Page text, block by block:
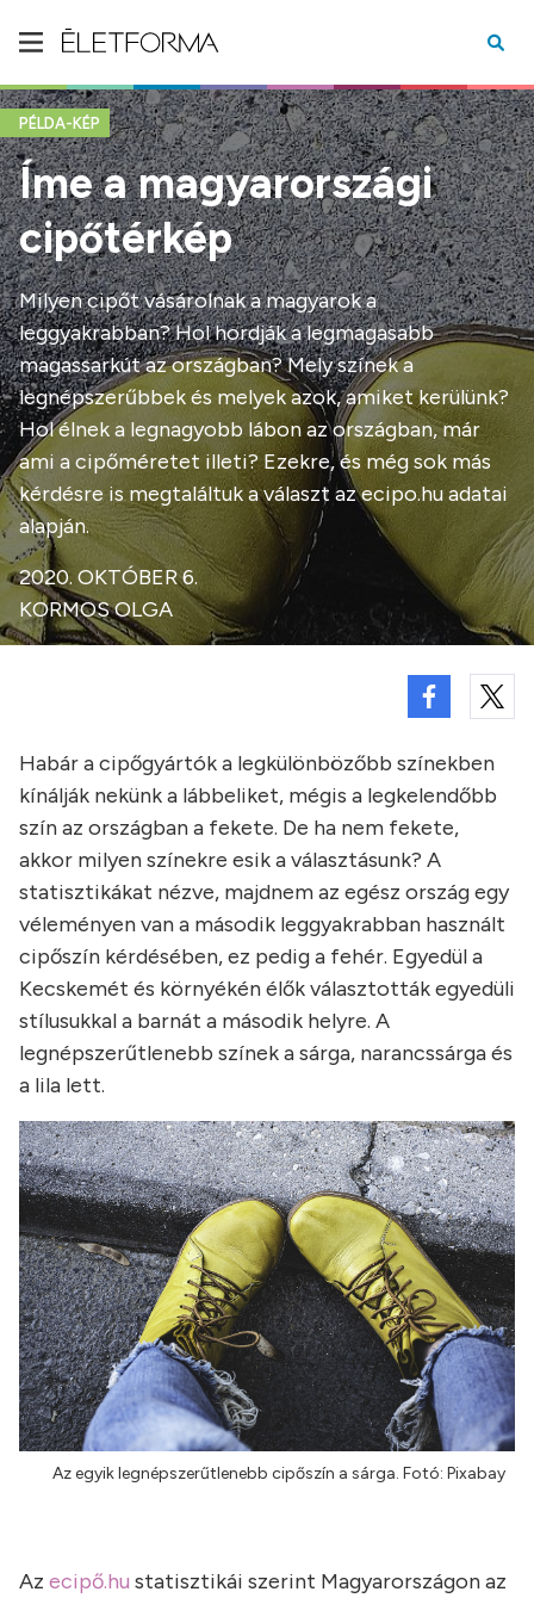
PÉLDA-KÉP
Íme a magyarországi
cipőtérkép
Milyen cipőt vásárolnak a magyarok a
leggyakrabban? Hol hordják a legmagasabb
magassarkút az országban? Mely színek a
legnépszerűbbek és melyek azok, amiket kerülünk?
Hol élnek a legnagyobb lábon az országban, már
ami a cipőméretet illeti? Ezekre, és még sok más
kérdésre is megtaláltuk a választ az ecipo.hu adatai
alapján.
2020. OKTÓBER 6.
KORMOS OLGA
Habár a cipőgyártók a legkülönbözőbb színekben
kínálják nekünk a lábbeliket, mégis a legkelendőbb
szín az országban a fekete. De ha nem fekete,
akkor milyen színekre esik a választásunk? A
statisztikákat nézve, majdnem az egész ország egy
véleményen van a második leggyakrabban használt
cipőszín kérdésében, ez pedig a fehér. Egyedül a
Kecskemét és környékén élők választották egyedüli
stílusukkal a barnát a második helyre. A
legnépszerűtlenebb színek a sárga, narancssárga és
a lila lett.
Az egyik legnépszerűtlenebb cipőszín a sárga. Fotó: Pixabay
Az ecipő.hu statisztikái szerint Magyarországon az